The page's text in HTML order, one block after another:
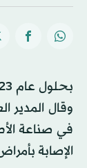
وقال
في صناعة
الإصابة بأمراض القلب بنسبة 21 في المائة،